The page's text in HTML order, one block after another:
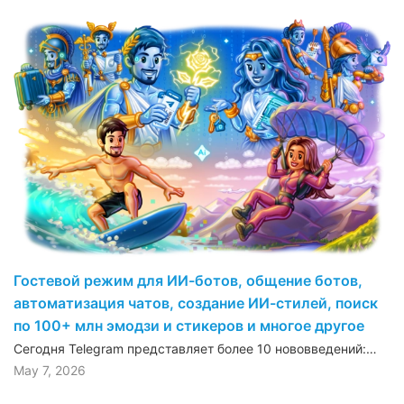
Гостевой режим для ИИ-ботов, общение ботов,
автоматизация чатов, создание ИИ-стилей, поиск
по 100+ млн эмодзи и стикеров и многое другое
Сегодня Telegram представляет более 10 нововведений:…
May 7, 2026